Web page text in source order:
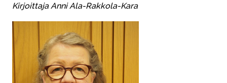
Kirjoittaja Anni Ala-Rakkola-Kara